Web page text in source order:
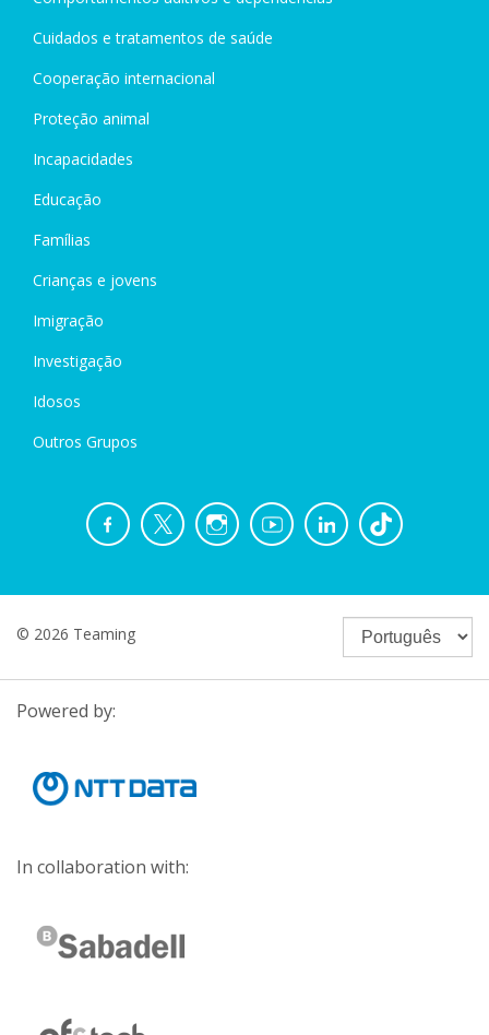
Cuidados e tratamentos de saúde
Cooperação internacional
Proteção animal
Incapacidades
Educação
Famílias
Crianças e jovens
Imigração
Investigação
Idosos
Outros Grupos
© 2026 Teaming
Powered by:
In collaboration with: